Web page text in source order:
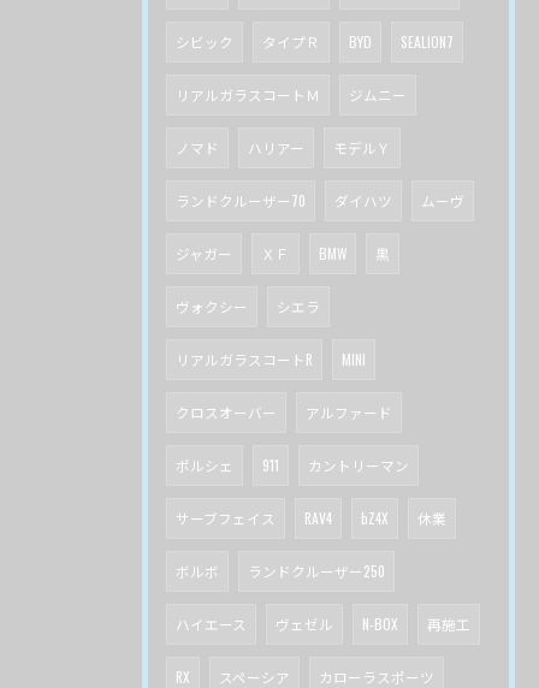
シビック タイプＲ BYD SEALION7
リアルガラスコートＭ ジムニー
ノマド ハリアー モデルＹ
ランドクルーザー70 ダイハツ ムーヴ
ジャガー ＸＦ BMW 黒
ヴォクシー シエラ
リアルガラスコートR MINI
クロスオーバー アルファード
ポルシェ 911 カントリーマン
サーブフェイス RAV4 bZ4X 休業
ボルボ ランドクルーザー250
ハイエース ヴェゼル N-BOX 再施工
RX スペーシア カローラスポーツ